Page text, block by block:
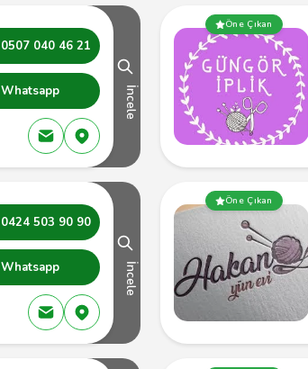
0507 040 46 21
Whatsapp İncele
Öne Çıkan
0424 503 90 90
Whatsapp İncele
Öne Çıkan